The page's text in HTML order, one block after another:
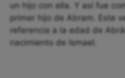
un hijo con ella. Y así fue
primer hijo de Abram. Este
referencia a la edad de
nacimiento de Ismael.